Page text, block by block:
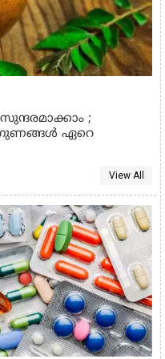
;
ഗുണങ്ങൾ ഏറെ
View All